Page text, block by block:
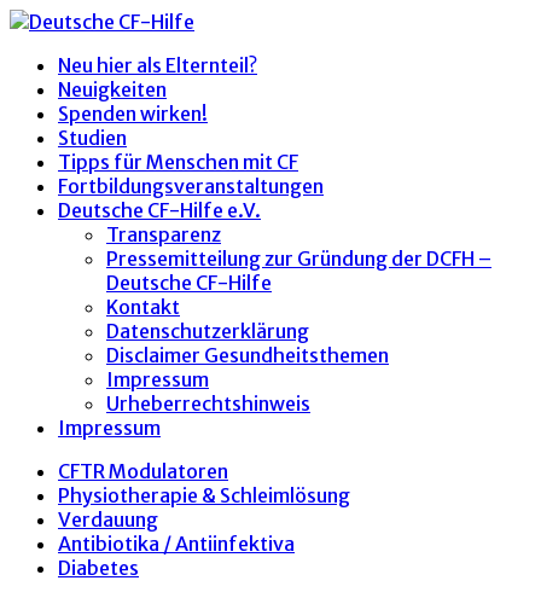
Neu hier als Elternteil?
Neuigkeiten
Spenden wirken!
Studien
Tipps für Menschen mit CF
Fortbildungsveranstaltungen
Deutsche CF-Hilfe e.V.
Transparenz
Pressemitteilung zur Gründung der DCFH –
Deutsche CF-Hilfe
Kontakt
Datenschutzerklärung
Disclaimer Gesundheitsthemen
Impressum
Urheberrechtshinweis
Impressum
CFTR Modulatoren
Physiotherapie & Schleimlösung
Verdauung
Antibiotika / Antiinfektiva
Diabetes